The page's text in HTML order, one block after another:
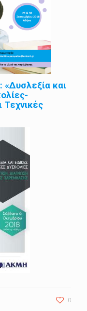
«Δυσλεξία και
Τεχνικές
0